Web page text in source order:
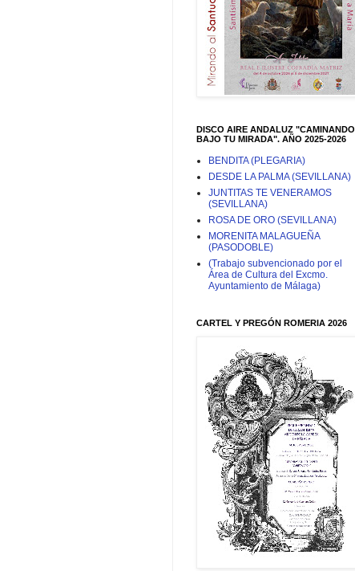
DISCO AIRE ANDALUZ "CAMINANDO
BAJO TU MIRADA". AÑO 2025-2026
BENDITA (PLEGARIA)
DESDE LA PALMA (SEVILLANA)
JUNTITAS TE VENERAMOS
(SEVILLANA)
ROSA DE ORO (SEVILLANA)
MORENITA MALAGUEÑA
(PASODOBLE)
(Trabajo subvencionado por el
Área de Cultura del Excmo.
Ayuntamiento de Málaga)
CARTEL Y PREGÓN ROMERIA 2026